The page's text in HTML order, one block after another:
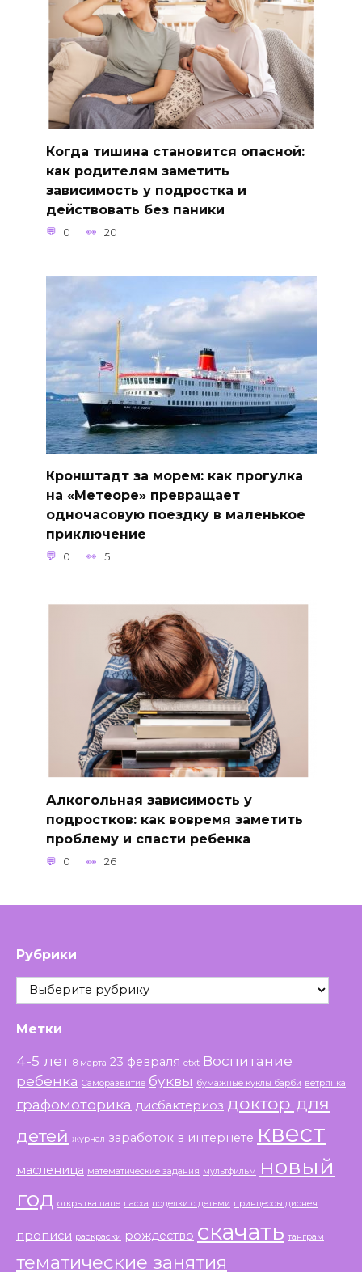
Когда тишина становится опасной:
как родителям заметить
зависимость у подростка и
действовать без паники
0 20
Кронштадт за морем: как прогулка
на «Метеоре» превращает
одночасовую поездку в маленькое
приключение
0 5
Алкогольная зависимость у
подростков: как вовремя заметить
проблему и спасти ребенка
0 26
Рубрики
Рубрики
Метки
4-5 лет 8 марта 23 февраля etxt Воспитание
ребенка Саморазвитие буквы бумажные куклы барби ветрянка
графомоторика дисбактериоз доктор для
детей журнал заработок в интернете квест
масленица математические задания мультфильм
новый
год открытка папе пасха поделки с детьми принцессы диснея
прописи раскраски рождество скачать танграм
тематические занятия